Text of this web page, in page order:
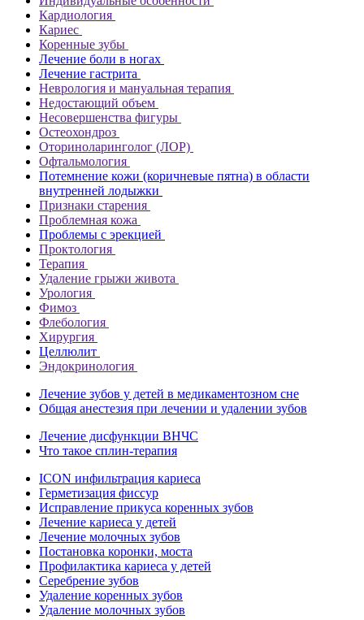
Кардиология
Кариес
Коренные зубы
Лечение боли в ногах
Лечение гастрита
Неврология и мануальная терапия
Недостающий объем
Несовершенства фигуры
Остеохондроз
Оториноларинголог (ЛОР)
Офтальмология
Потемнение кожи (коричневые пятна) в области
внутренней лодыжки
Признаки старения
Проблемная кожа
Проблемы с эрекцией
Проктология
Терапия
Удаление грыжи живота
Урология
Фимоз
Флебология
Хирургия
Целлюлит
Эндокринология
Лечение зубов у детей в медикаментозном сне
Общая анестезия при лечении и удалении зубов
Лечение дисфункции ВНЧС
Что такое сплин-терапия
ICON инфильтрация кариеса
Герметизация фиссур
Исправление прикуса коренных зубов
Лечение кариеса у детей
Лечение молочных зубов
Постановка коронки, моста
Профилактика кариеса у детей
Серебрение зубов
Удаление коренных зубов
Удаление молочных зубов